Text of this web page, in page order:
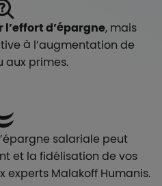
d’épargne, mais
à l’augmentation de
aux primes.
salariale peut
et la fidélisation de vos
Malakoff Humanis.